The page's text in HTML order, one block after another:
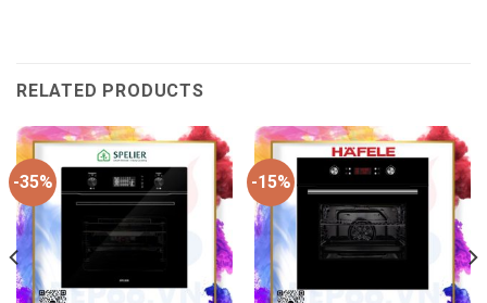
RELATED PRODUCTS
-35% -15%